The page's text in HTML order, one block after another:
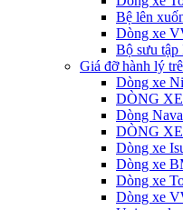
Bệ lên
Dòng xe
Bộ sưu tập
Giá đỡ hành lý
Dòng xe
DÒNG
Dòng
DÒNG
Dòng xe
Dòng xe
Dòng xe
Dòng xe